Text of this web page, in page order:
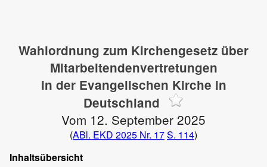
Wahlordnung zum Kirchengesetz über
Mitarbeitendenvertretungen
in der Evangelischen Kirche in
Deutschland
Vom 12. September 2025
(ABl. EKD 2025 Nr. 17S. 114)
Inhaltsübersicht